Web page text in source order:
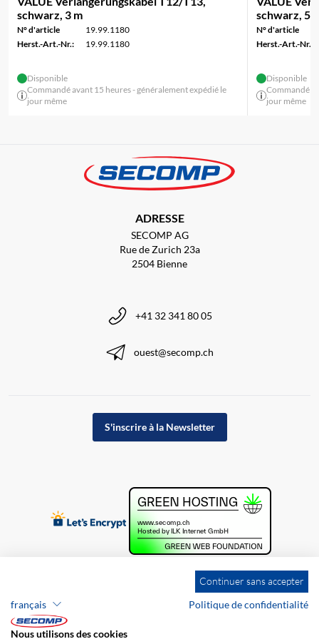
schwarz, 3 m
N° d'article
19.99.1180
Herst.-Art.-Nr.:
19.99.1180
Disponible
Commandé avant 15 heures - généralement expédié le
jour même
schwarz, 5
N° d'article
Herst.-Art.-Nr.:
Disponible
Commandé
jour même
ADRESSE
SECOMP AG
Rue de Zurich 23a
2504 Bienne
+41 32 341 80 05
ouest@secomp.ch
S'inscrire à la Newsletter
Continuer sans accepter
français
Politique de confidentialité
Nous utilisons des cookies